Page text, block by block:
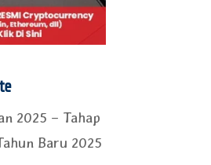
2025 – Tahap
Baru 2025